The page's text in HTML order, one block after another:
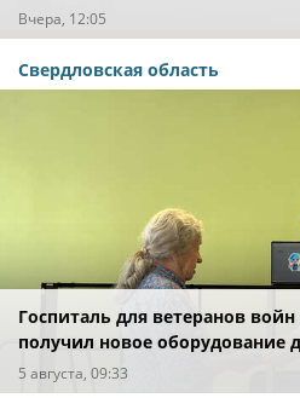
Вчера, 12:05
Свердловская область
Госпиталь для ветеранов
получил новое оборудование
5 августа, 09:33